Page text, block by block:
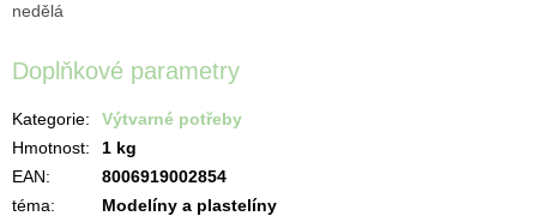
nedělá
Doplňkové parametry
Kategorie:
Výtvarné potřeby
Hmotnost:
1 kg
EAN:
8006919002854
téma:
Modelíny a plastelíny